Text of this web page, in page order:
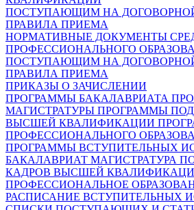
ПОСТУПАЮЩИМ НА
ПРАВИЛА ПРИЕМА
НОРМАТИВНЫЕ ДОКУМЕНТЫ
ПРОФЕССИОНАЛЬНОГО
ПОСТУПАЮЩИМ НА
ПРАВИЛА ПРИЕМА
ПРИКАЗЫ О ЗАЧИСЛЕНИИ
ПРОГРАММЫ БАКАЛАВРИАТА
МАГИСТРАТУРЫ ПРОГРАММЫ
ВЫСШЕЙ КВАЛИФИКАЦИИ
ПРОФЕССИОНАЛЬНОГО
ПРОГРАММЫ ВСТУПИТЕЛЬНЫХ
БАКАЛАВРИАТ МАГИСТРАТУРА
КАДРОВ ВЫСШЕЙ
ПРОФЕССИОНАЛЬНОЕ
РАСПИСАНИЕ ВСТУПИТЕЛЬНЫХ